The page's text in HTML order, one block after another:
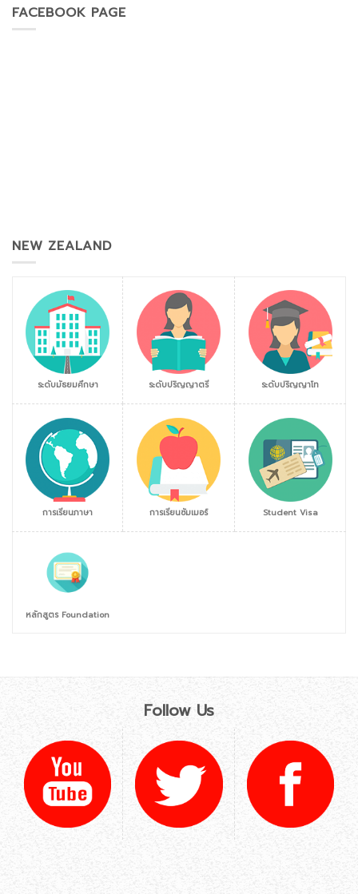
FACEBOOK PAGE
NEW ZEALAND
ระดับมัธยมศึกษา ระดับปริญญาตรี ระดับปริญญาโท
การเรียนภาษา การเรียนซัมเมอร์ Student Visa
หลักสูตร Foundation
Follow Us